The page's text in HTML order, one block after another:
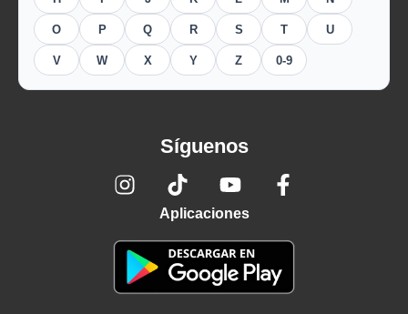
O P Q R S T U
V W X Y Z 0-9
Síguenos
Aplicaciones